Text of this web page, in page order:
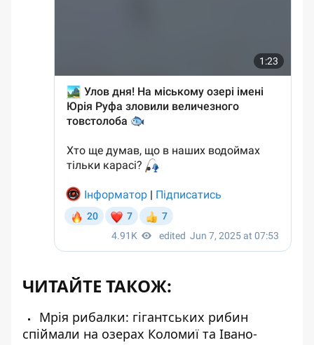
ЧИТАЙТЕ ТАКОЖ:
Мрія рибалки: гігантських рибин
спіймали на озерах Коломиї та Івано-